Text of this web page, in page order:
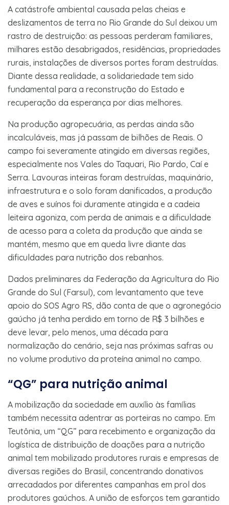
A catástrofe ambiental causada pelas cheias e
deslizamentos de terra no Rio Grande do Sul deixou um
rastro de destruição: as pessoas perderam familiares,
milhares estão desabrigados, residências, propriedades
rurais, instalações de diversos portes foram destruídas.
Diante dessa realidade, a solidariedade tem sido
fundamental para a reconstrução do Estado e
recuperação da esperança por dias melhores.
Na produção agropecuária, as perdas ainda são
incalculáveis, mas já passam de bilhões de Reais. O
campo foi severamente atingido em diversas regiões,
especialmente nos Vales do Taquari, Rio Pardo, Caí e
Serra. Lavouras inteiras foram destruídas, maquinário,
infraestrutura e o solo foram danificados, a produção
de aves e suínos foi duramente atingida e a cadeia
leiteira agoniza, com perda de animais e a dificuldade
de acesso para a coleta da produção que ainda se
mantém, mesmo que em queda livre diante das
dificuldades para nutrição dos rebanhos.
Dados preliminares da Federação da Agricultura do Rio
Grande do Sul (Farsul), com levantamento que teve
apoio do SOS Agro RS, dão conta de que o agronegócio
gaúcho já tenha perdido em torno de R$ 3 bilhões e
deve levar, pelo menos, uma década para
normalização do cenário, seja nas próximas safras ou
no volume produtivo da proteína animal no campo.
“QG” para nutrição animal
A mobilização da sociedade em auxílio às famílias
também necessita adentrar as porteiras no campo. Em
Teutônia, um “QG” para recebimento e organização da
logística de distribuição de doações para a nutrição
animal tem mobilizado produtores rurais e empresas de
diversas regiões do Brasil, concentrando donativos
arrecadados por diferentes campanhas em prol dos
produtores gaúchos. A união de esforços tem garantido